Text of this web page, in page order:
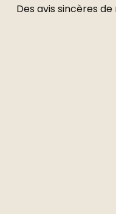
Des avis sincères